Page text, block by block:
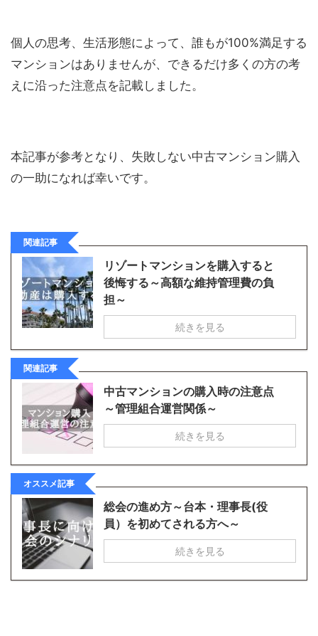
個人の思考、生活形態によって、誰もが100%満足する
マンションはありませんが、できるだけ多くの方の考
えに沿った注意点を記載しました。
本記事が参考となり、失敗しない中古マンション購入
の一助になれば幸いです。
関連記事
リゾートマンションを購入すると
後悔する～高額な維持管理費の負
担～
続きを見る
関連記事
中古マンションの購入時の注意点
～管理組合運営関係～
続きを見る
オススメ記事
総会の進め方～台本・理事長(役
員）を初めてされる方へ～
続きを見る